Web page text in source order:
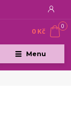
Menu
0
0 Kč